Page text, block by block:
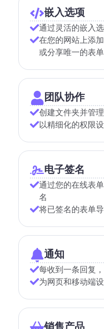
嵌入选项
通过灵活的嵌入
在您的网站上添
或分享唯一的表单
团队协作
创建文件夹并管
以精细化的权限
电子签名
通过您的在线表
名
将已签名的表单
通知
每收到一条回复
为网页和移动端设